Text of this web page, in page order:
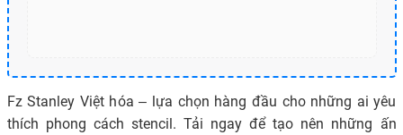
Fz Stanley Việt hóa – lựa chọn hàng đầu cho những ai yêu
thích phong cách stencil. Tải ngay để tạo nên những ấn